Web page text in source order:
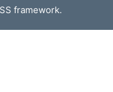
framework.